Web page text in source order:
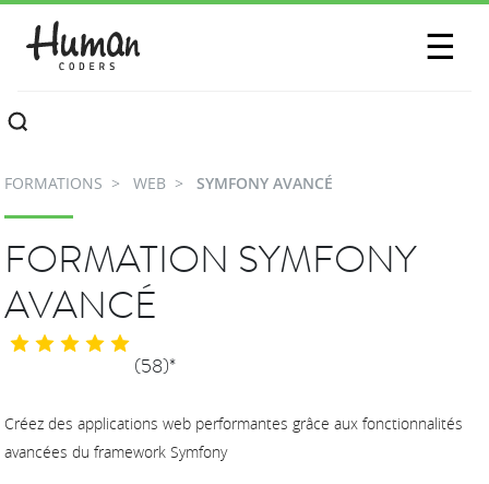
☰
CONTACTEZ-NOUS
FORMATIONS WEB SYMFONY AVANCÉ
FORMATION SYMFONY
AVANCÉ
(58)*
Créez des applications web performantes grâce aux fonctionnalités
avancées du framework Symfony